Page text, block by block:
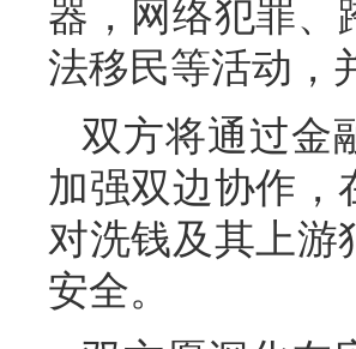
器，网络犯罪、
法移民等活动，
双方将通过金
加强双边协作，
对洗钱及其上游
安全。